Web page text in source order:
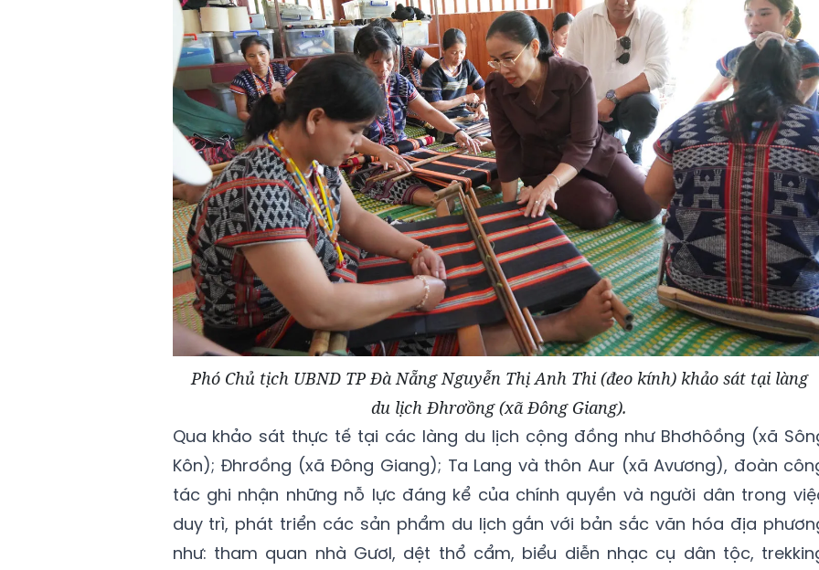
Phó Chủ tịch UBND TP Đà Nẵng Nguyễn Thị Anh Thi (đeo kính) khảo sát tại làng
du lịch Đhrơồng (xã Đông Giang).
Qua khảo sát thực tế tại các làng du lịch cộng đồng như Bhơhôồng (xã
Kôn); Đhrơồng (xã Đông Giang); Ta Lang và thôn Aur (xã Avương), đoàn
tác ghi nhận những nỗ lực đáng kể của chính quyền và người dân trong
duy trì, phát triển các sản phẩm du lịch gắn với bản sắc văn hóa địa
như: tham quan nhà Gươl, dệt thổ cẩm, biểu diễn nhạc cụ dân tộc,